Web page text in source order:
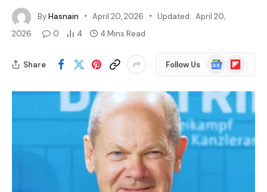
ByHasnain April 20, 2026 Updated: April 20,
2026
0 4 4 Mins Read
Share Follow Us
Google
News
Flipboard